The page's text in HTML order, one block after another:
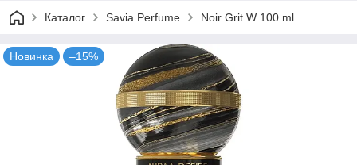
Каталог Savia Perfume Noir Grit W 100 ml
Новинка –15%